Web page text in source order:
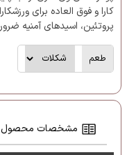
کارا و فوق العاده برای
پروتئین، اسیدهای آمنیه
طعم
مشخصات محصول